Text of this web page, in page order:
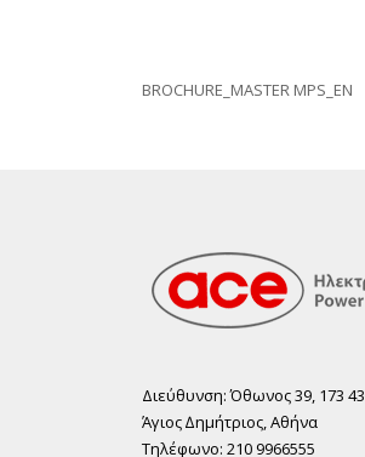
BROCHURE_MASTER MPS_EN
Διεύθυνση: Όθωνος 39, 173 43
Άγιος ∆ηµήτριος, Αθήνα
Τηλέφωνο: 210 9966555